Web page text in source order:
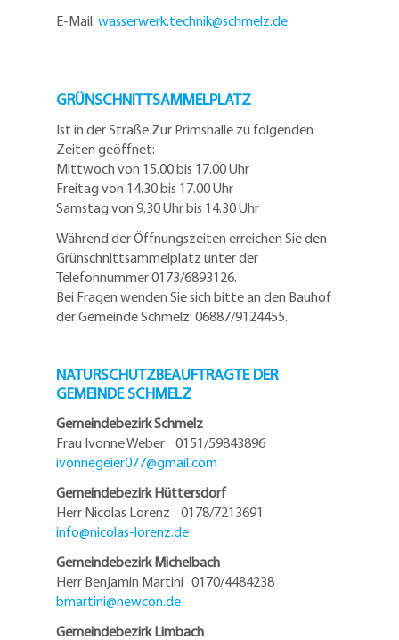
E-Mail: wasserwerk.technik@schmelz.de
GRÜNSCHNITTSAMMELPLATZ
Ist in der Straße Zur Primshalle zu folgenden
Zeiten geöffnet:
Mittwoch von 15.00 bis 17.00 Uhr
Freitag von 14.30 bis 17.00 Uhr
Samstag von 9.30 Uhr bis 14.30 Uhr
Während der Öffnungszeiten erreichen Sie den
Grünschnittsammelplatz unter der
Telefonnummer 0173/6893126.
Bei Fragen wenden Sie sich bitte an den Bauhof
der Gemeinde Schmelz: 06887/9124455.
NATURSCHUTZBEAUFTRAGTE DER
GEMEINDE SCHMELZ
Gemeindebezirk Schmelz
Frau Ivonne Weber 0151/59843896
ivonnegeier077@gmail.com
Gemeindebezirk Hüttersdorf
Herr Nicolas Lorenz 0178/7213691
info@nicolas-lorenz.de
Gemeindebezirk Michelbach
Herr Benjamin Martini 0170/4484238
bmartini@newcon.de
Gemeindebezirk Limbach